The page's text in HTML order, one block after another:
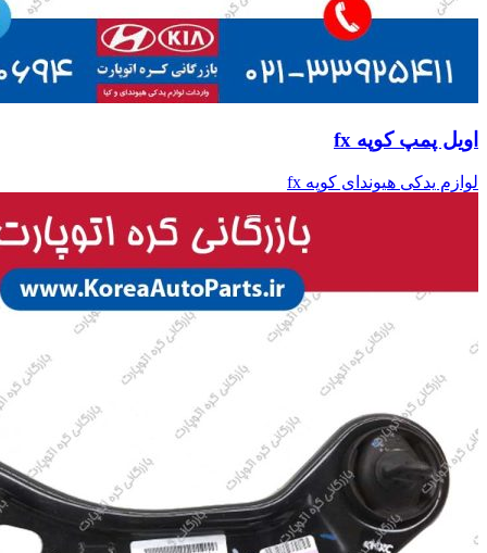
اویل پمپ کوپه fx
لوازم یدکی هیوندای کوپه fx